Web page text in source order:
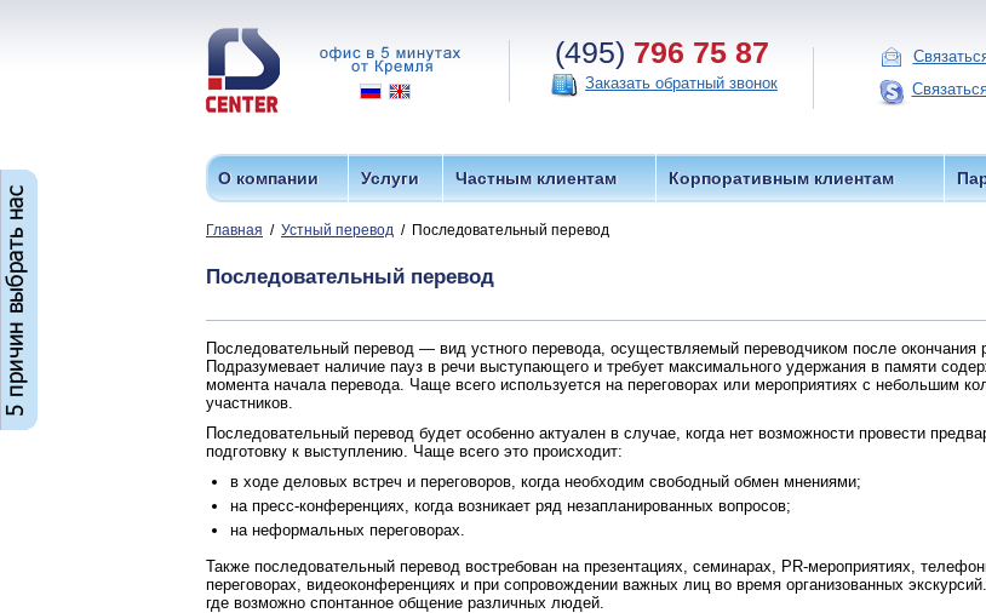
(495) 796 75 87
Заказать обратный звонок
О компании Услуги Частным клиентам Корпоративным клиентам
Главная / Устный перевод / Последовательный перевод
Последовательный перевод
Последовательный перевод — вид устного перевода, осуществляемый переводчиком после окончания
Подразумевает наличие пауз в речи выступающего и требует максимального удержания в памяти
момента начала перевода. Чаще всего используется на переговорах или мероприятиях с небольшим
участников.
Последовательный перевод будет особенно актуален в случае, когда нет возможности провести
подготовку к выступлению. Чаще всего это происходит:
в ходе деловых встреч и переговоров, когда необходим свободный обмен мнениями;
на пресс-конференциях, когда возникает ряд незапланированных вопросов;
на неформальных переговорах.
Также последовательный перевод востребован на презентациях, семинарах, PR-мероприятиях,
переговорах, видеоконференциях и при сопровождении важных лиц во время организованных
где возможно спонтанное общение различных людей.